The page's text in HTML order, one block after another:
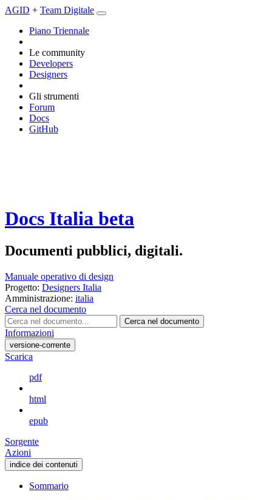
AGID + Team Digitale
Piano Triennale
Le community
Developers
Designers
Gli strumenti
Forum
Docs
GitHub
Docs Italia beta
Documenti pubblici, digitali.
Manuale operativo di design
Progetto: Designers Italia
Amministrazione: italia
Cerca nel documento
Cerca nel documento
Informazioni
versione-corrente
Scarica
pdf
html
epub
Sorgente
Azioni
indice dei contenuti
Sommario